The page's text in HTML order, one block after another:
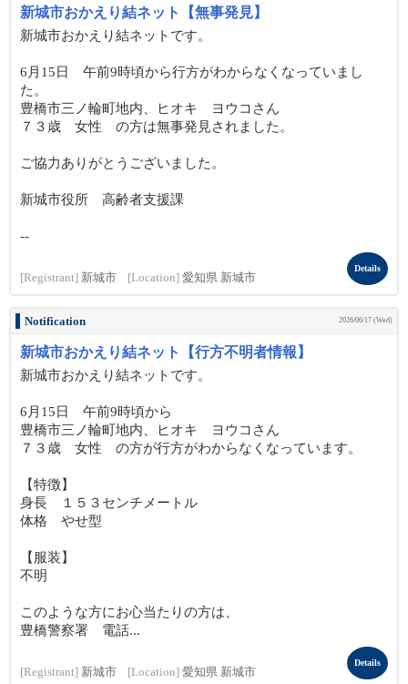
新城市おかえり結ネット【無事発見】
新城市おかえり結ネットです。
6月15日 午前9時頃から行方がわからなくなっていまし
た。
豊橋市三ノ輪町地内、ヒオキ ヨウコさん
７３歳 女性 の方は無事発見されました。
ご協力ありがとうございました。
新城市役所 高齢者支援課
--
[Registrant] 新城市 [Location] 愛知県 新城市
Details
Notification 2026/06/17 (Wed)
新城市おかえり結ネット【行方不明者情報】
新城市おかえり結ネットです。
6月15日 午前9時頃から
豊橋市三ノ輪町地内、ヒオキ ヨウコさん
７３歳 女性 の方が行方がわからなくなっています。
【特徴】
身長 １５３センチメートル
体格 やせ型
【服装】
不明
このような方にお心当たりの方は、
豊橋警察署 電話...
[Registrant] 新城市 [Location] 愛知県 新城市
Details